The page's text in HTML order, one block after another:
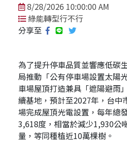
8/28/2026 10:00:00 AM
綠能轉型行不行
分享至
為了提升停車品質並響應低碳
局推動「公有停車場設置太陽
車場屋頂打造兼具「遮陽避雨
續基地，預計至2027年，台中
場完成屋頂光電設置，每年總
3,618度，相當於減少1,930公
量，等同種植近10萬棵樹。